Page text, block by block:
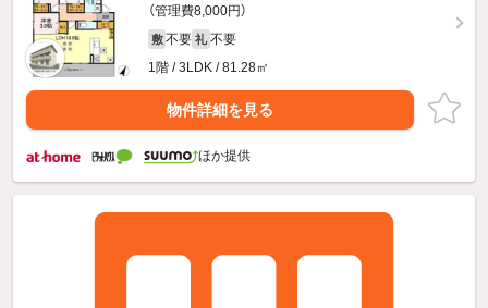
（管理費8,000円）
敷 不要 礼 不要
1階 / 3LDK / 81.28㎡
物件詳細を見る
ほか提供